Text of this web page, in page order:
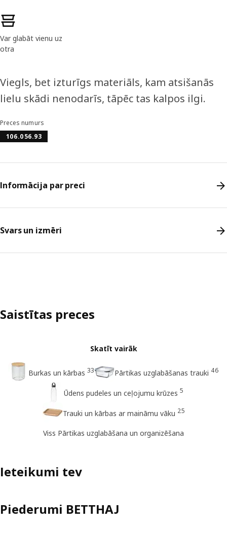
Preces īpašības
Var glabāt vienu uz
otra
Viegls, bet izturīgs materiāls, kam atsišanās
lielu skādi nenodarīs, tāpēc tas kalpos ilgi.
Preces numurs
106.056.93
Informācija par preci
Svars un izmēri
Saistītas preces
Skatīt vairāk
Burkas un kārbas 33 Pārtikas uzglabāšanas trauki 46
Ūdens pudeles un ceļojumu krūzes 5
Trauki un kārbas ar maināmu vāku 25
Viss Pārtikas uzglabāšana un organizēšana
Ieteikumi tev
Piederumi BETTHAJ